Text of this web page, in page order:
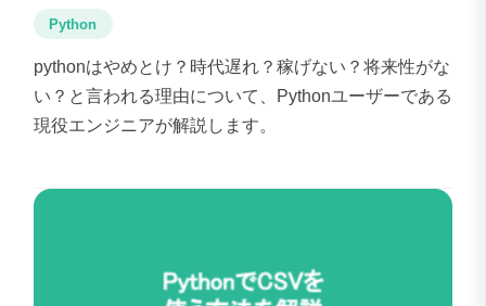
Python
pythonはやめとけ？時代遅れ？稼げない？将来性がな
い？と言われる理由について、Pythonユーザーである
現役エンジニアが解説します。